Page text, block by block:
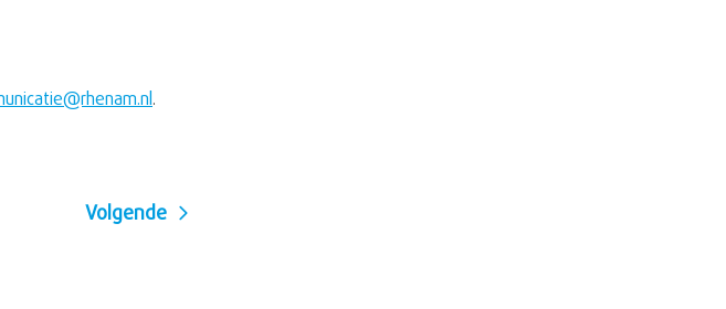
.
Volgende